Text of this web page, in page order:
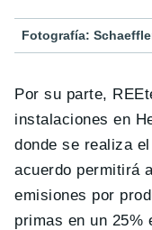
Fotografía:
Por su parte,
instalaciones en
donde se realiza
acuerdo permitirá
emisiones por
primas en un 25%